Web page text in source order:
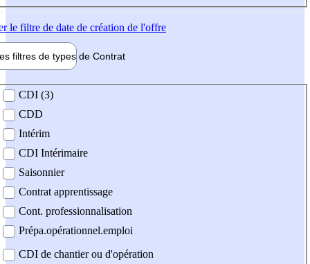
le filtre de date de création de l'offre
filtres de types de Contrat
contrat
CDI (3)
CDD
Intérim
CDI Intérimaire
Saisonnier
Contrat apprentissage
Cont. professionnalisation
Prépa.opérationnel.emploi
CDI de chantier ou d'opération